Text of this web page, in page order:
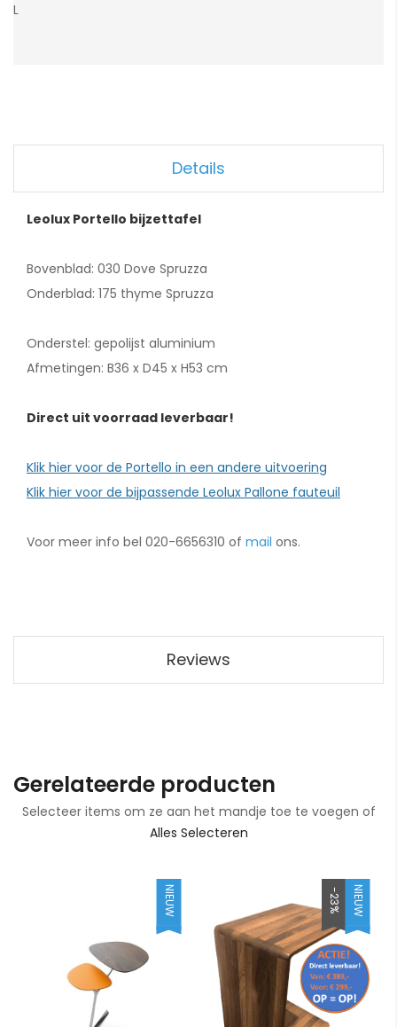
L
Details
Leolux Portello bijzettafel
Bovenblad: 030 Dove Spruzza
Onderblad: 175 thyme Spruzza
Onderstel: gepolijst aluminium
Afmetingen: B36 x D45 x H53 cm
Direct uit voorraad leverbaar!
Klik hier voor de Portello in een andere uitvoering
Klik hier voor de bijpassende Leolux Pallone fauteuil
Voor meer info bel 020-6656310 of mail ons.
Reviews
Gerelateerde producten
Selecteer items om ze aan het mandje toe te voegen of
Alles Selecteren
NIEUW -23% NIEUW